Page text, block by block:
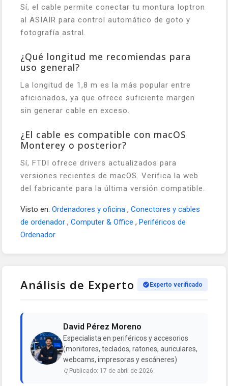
Sí, el cable permite conectar tu montura Ioptron
al ASIAIR para control automático de goto y
fotografía astral.
¿Qué longitud me recomiendas para
uso general?
La longitud de 1,8 m es la más popular entre
aficionados, ya que ofrece suficiente margen
sin generar cable en exceso.
¿El cable es compatible con macOS
Monterey o posterior?
Sí, FTDI ofrece drivers actualizados para
versiones recientes de macOS. Verifica la web
del fabricante para la última versión compatible.
Visto en: Ordenadores y oficina , Conectores y cables
de ordenador , Computer & Office , Periféricos de
Ordenador
Análisis de Experto Experto verificado
David Pérez Moreno
Especialista en periféricos y accesorios
(monitores, teclados, ratones, auriculares,
webcams, impresoras y escáneres)
Publicado: 17 de abril de 2026